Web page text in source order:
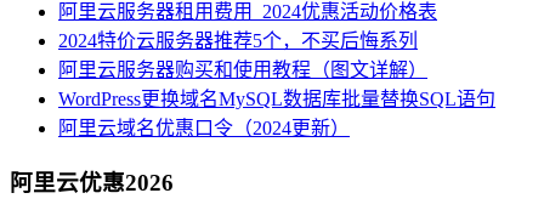
阿里云服务器租用费用_2024优惠活动价格表
2024特价云服务器推荐5个，不买后悔系列
阿里云服务器购买和使用教程（图文详解）
WordPress更换域名MySQL数据库批量替换SQL语句
阿里云域名优惠口令（2024更新）
阿里云优惠2026